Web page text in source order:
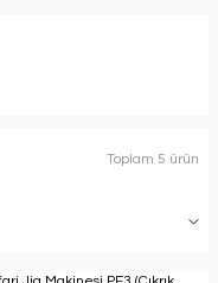
Toplam 5 ürün